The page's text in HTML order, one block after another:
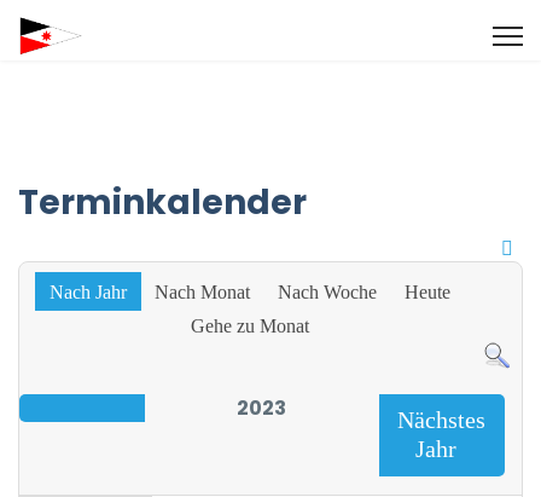
Terminkalender
Nach Jahr Nach Monat Nach Woche
Heute
Gehe zu Monat
2023
Nächstes
Jahr